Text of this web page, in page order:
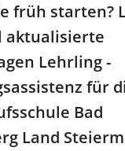
früh starten?
aktualisierte
Lehrling -
für
Bad
Land